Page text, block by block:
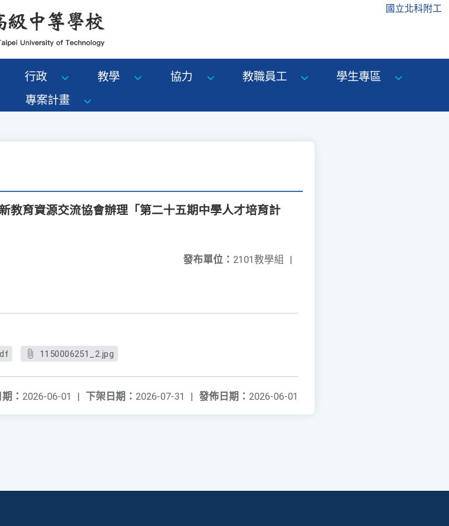
國立北科附工
行政 教學 協力 教職員工
學生專區
專案計畫
教育資源交流協會辦理「第二十五期中學人才培育計
發布單位： 2101教學組 |
1150006251_2.jpg
發佈日期： 2026-06-01
下架日期： 2026-07-31 |
： 2026-06-01 |